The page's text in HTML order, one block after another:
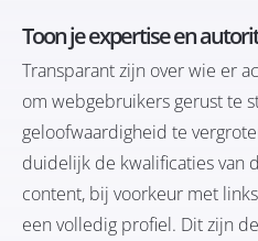
Toon je expertise en
Transparant zijn over wie er
om webgebruikers gerust te
geloofwaardigheid te
duidelijk de kwalificaties van
content, bij voorkeur met
een volledig profiel. Dit zijn